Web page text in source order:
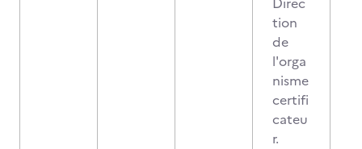
tion
de
l'orga
nisme
certifi
cateu
r.